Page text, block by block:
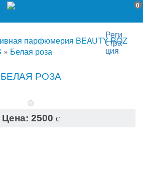
0
Реги
стра
ция
парфюмерия BEAUTY ROZ
» Белая роза
БЕЛАЯ РОЗА
Цена: 2500 c